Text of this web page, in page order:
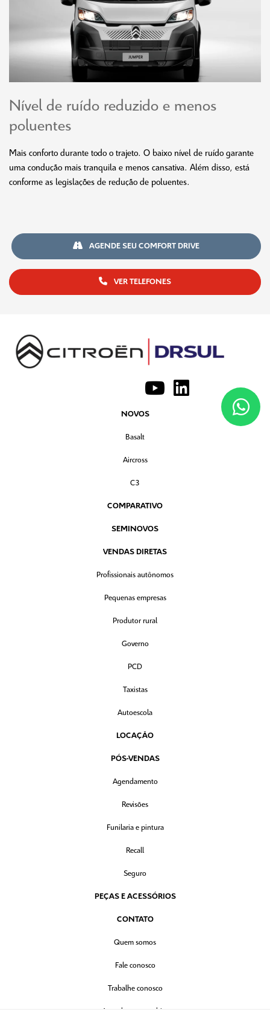
Nível de ruído reduzido e menos
poluentes
Mais conforto durante todo o trajeto. O baixo nível de ruído garante
uma condução mais tranquila e menos cansativa. Além disso, está
conforme as legislações de redução de poluentes.
VER TELEFONES
AGENDE SEU COMFORT DRIVE
NOVOS
Basalt
Aircross
C3
COMPARATIVO
SEMINOVOS
VENDAS DIRETAS
Profissionais autônomos
Pequenas empresas
Produtor rural
Governo
PCD
Taxistas
Autoescola
LOCAÇÃO
PÓS-VENDAS
Agendamento
Revisões
Funilaria e pintura
Recall
Seguro
PEÇAS E ACESSÓRIOS
CONTATO
Quem somos
Fale conosco
Trabalhe conosco